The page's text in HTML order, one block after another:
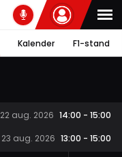
Kalender F1-stand
22 aug. 2026 14:00 - 15:00
23 aug. 2026 13:00 - 15:00